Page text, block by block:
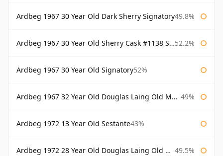
Ardbeg 1967 30 Year Old Dark Sherry Signatory49.8%
Ardbeg 1967 30 Year Old Sherry Cask #1138 Signatory 52.2%
Ardbeg 1967 30 Year Old Signatory52%
Ardbeg 1967 32 Year Old Douglas Laing Old Malt Cask 49%
Ardbeg 1972 13 Year Old Sestante43%
Ardbeg 1972 28 Year Old Douglas Laing Old Malt Cask 49.5%